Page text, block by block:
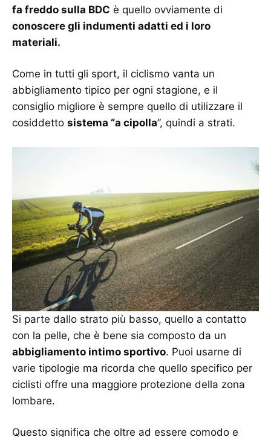
fa freddo sulla BDC è quello ovviamente di
conoscere gli indumenti adatti ed i loro
materiali.
Come in tutti gli sport, il ciclismo vanta un
abbigliamento tipico per ogni stagione, e il
consiglio migliore è sempre quello di utilizzare il
cosiddetto sistema “a cipolla”, quindi a strati.
Si parte dallo strato più basso, quello a contatto
con la pelle, che è bene sia composto da un
abbigliamento intimo sportivo. Puoi usarne di
varie tipologie ma ricorda che quello specifico per
ciclisti offre una maggiore protezione della zona
lombare.
Questo significa che oltre ad essere comodo e